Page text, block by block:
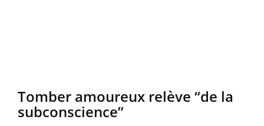
Tomber amoureux relève “de la
subconscience”